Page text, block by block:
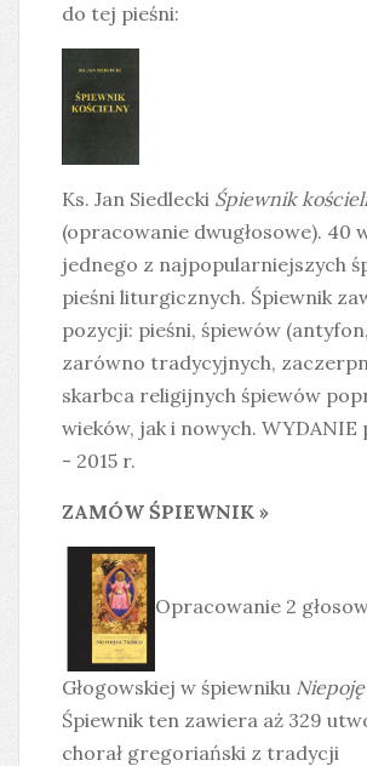
do tej pieśni:
Ks. Jan Siedlecki Śpiewnik
(opracowanie dwugłosowe). 40
jednego z najpopularniejszych
pieśni liturgicznych. Śpiewnik
pozycji: pieśni, śpiewów
zarówno tradycyjnych,
skarbca religijnych śpiewów
wieków, jak i nowych.
- 2015 r.
ZAMÓW ŚPIEWNIK »
Opracowanie 2
Głogowskiej w śpiewniku
Śpiewnik ten zawiera aż 329
chorał gregoriański z tradycji